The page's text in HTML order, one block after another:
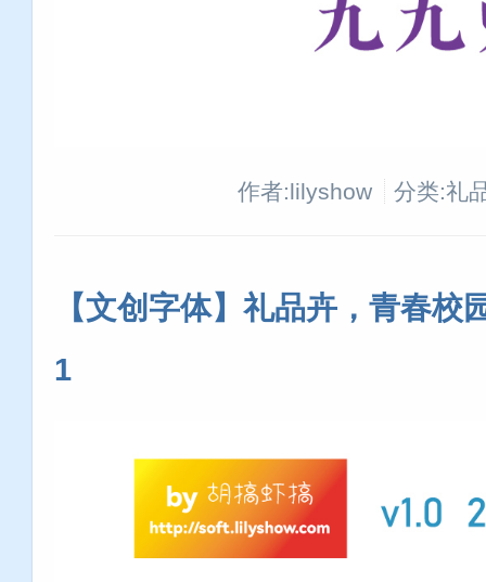
作者:lilyshow 分类:礼
【文创字体】礼品卉，青春校
1